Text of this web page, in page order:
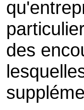
des